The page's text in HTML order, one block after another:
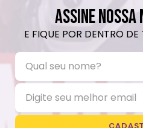
ASSINE NOSSA
E FIQUE POR DENTRO